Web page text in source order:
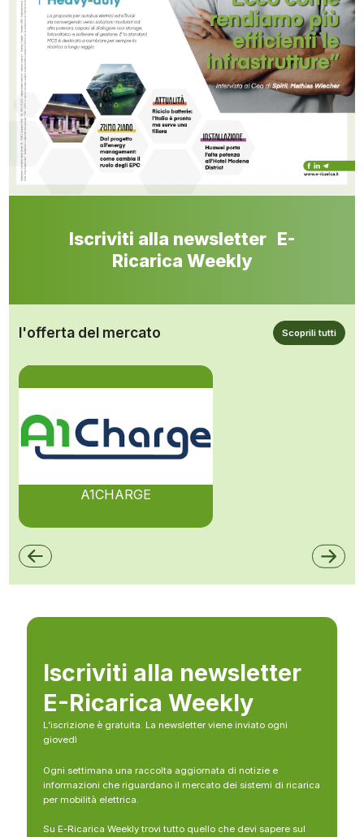
Iscriviti alla newsletter E-
Ricarica Weekly
l'offerta del mercato Scoprili tutti
A1CHARGE
Iscriviti alla newsletter
E-Ricarica Weekly
L’iscrizione è gratuita. La newsletter viene inviato ogni
giovedì
Ogni settimana una raccolta aggiornata di notizie e
informazioni che riguardano il mercato dei sistemi di ricarica
per mobilità elettrica.
Su E-Ricarica Weekly trovi tutto quello che devi sapere sul